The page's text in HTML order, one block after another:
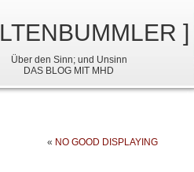
]
Über den Sinn; und Unsinn
DAS BLOG MIT MHD
« NO GOOD DISPLAYING